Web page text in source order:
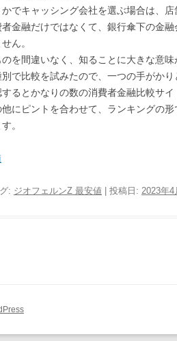
でキャッシング会社を選ぶ場合は、
金融だけではなくて、銀行傘下の金
ん。
を間違いなく、知ることに大きな意
別で比較を試みたので、一つの手がか
るとかなりの数の消費者金融比較サ
にピントを合わせて、ランキングの
。
: ジオフェルンZ 最安値 | 投稿日: 2023年4